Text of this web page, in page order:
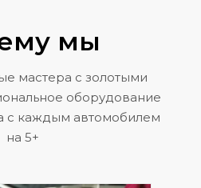
мы
мастера с золотыми
оборудование
с каждым автомобилем
на 5+